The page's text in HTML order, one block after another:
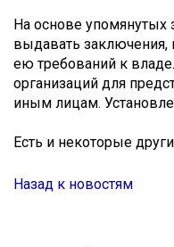
На основе
выдавать
ею требований к
организаций для
иным лицам.
Есть и некоторые
Назад к новостям